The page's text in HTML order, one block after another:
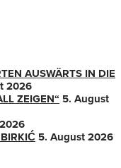
AUSWÄRTS IN DIE
2026
ZEIGEN“
5. August
5. August 2026